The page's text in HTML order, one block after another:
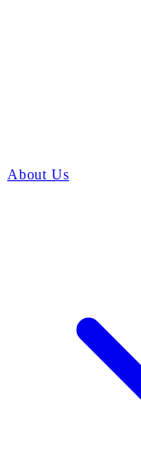
About Us